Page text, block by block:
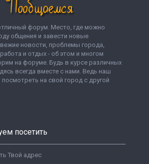
форум. Место, где можно
общения и завести новые
новости, проблемы города,
и отдых - об этом и многом
на форуме. Будь в курсе различных
всегда вместе с нами. Ведь наш
посмотреть на свой город с другой
посетить
Твой адрес